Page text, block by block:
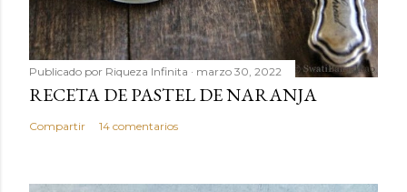
Publicado por Riqueza Infinita marzo 30, 2022
RECETA DE PASTEL DE NARANJA
Compartir 14 comentarios